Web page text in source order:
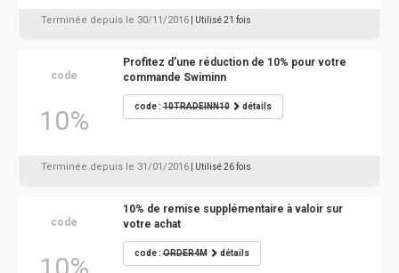
Terminée depuis le 30/11/2016 | Utilisé 21 fois
code
10%
Profitez d'une réduction de 10% pour votre
commande Swiminn
code :10TRADEINN10 détails
Terminée depuis le 31/01/2016 | Utilisé 26 fois
code
10% de remise supplémentaire à valoir sur
votre achat
code :ORDER4M détails